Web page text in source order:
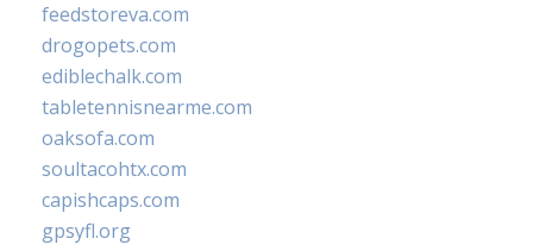
feedstoreva.com
drogopets.com
ediblechalk.com
tabletennisnearme.com
oaksofa.com
soultacohtx.com
capishcaps.com
gpsyfl.org